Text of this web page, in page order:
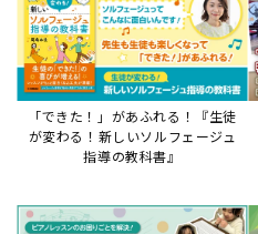
「できた！」があふれる！『生徒
が変わる！新しいソルフェージュ
指導の教科書』